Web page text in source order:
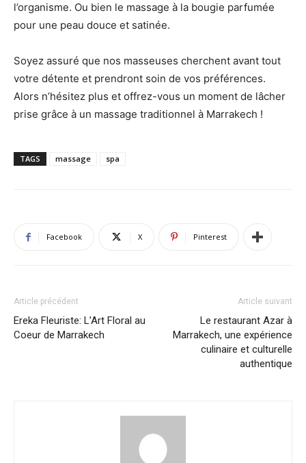
l’organisme. Ou bien le massage à la bougie parfumée
pour une peau douce et satinée.
Soyez assuré que nos masseuses cherchent avant tout
votre détente et prendront soin de vos préférences.
Alors n’hésitez plus et offrez-vous un moment de lâcher
prise grâce à un massage traditionnel à Marrakech !
TAGS massage spa
Facebook X Pinterest
Article précédent
Ereka Fleuriste: L’Art Floral au
Coeur de Marrakech
Article suivant
Le restaurant Azar à
Marrakech, une expérience
culinaire et culturelle
authentique